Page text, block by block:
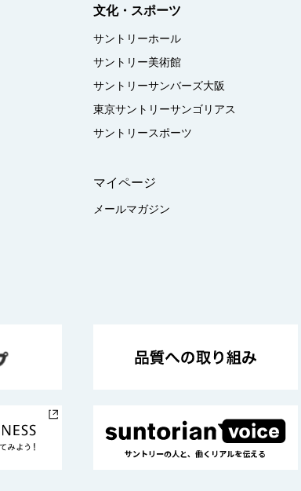
文化・スポーツ
サントリーホール
サントリー美術館
サントリーサンバーズ大阪
東京サントリーサンゴリアス
サントリースポーツ
マイページ
メールマガジン